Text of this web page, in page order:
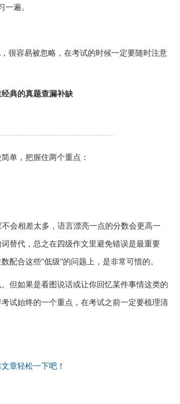
遍。
很容易被忽略，在考试的时候一定要随时注意
典的真题查漏补缺
单，把握住两个重点：
会相差太多，语言漂亮一点的分数会更高一
替代，总之在四级作文里避免错误是最重要
合这些“低级”的问题上，是非常可惜的。
但如果是看图说话或让你回忆某件事情这类的
试始终的一个重点，在考试之前一定要梳理清
章轻松一下吧 ！